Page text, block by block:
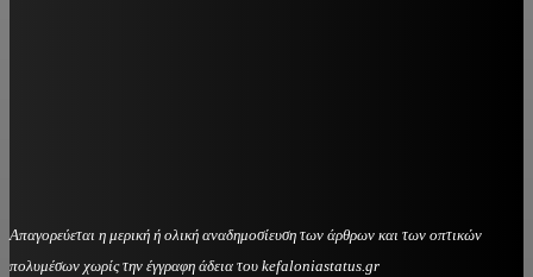
Απαγορεύεται η μερική ή ολική αναδημοσίευση των άρθρων και των οπτικών
πολυμέσων χωρίς την έγγραφη άδεια του kefaloniastatus.gr